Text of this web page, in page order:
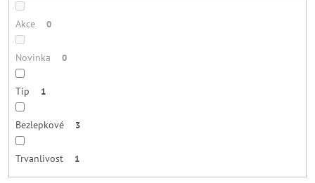
Akce 0
Novinka 0
Tip 1
Bezlepkové 3
Trvanlivost 1